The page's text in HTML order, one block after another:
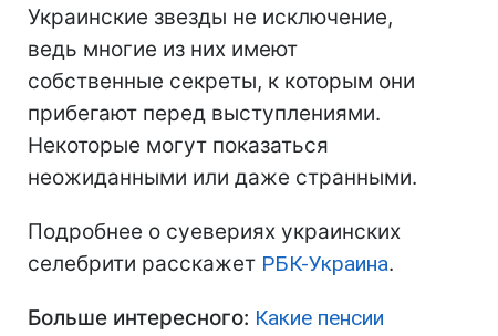
Украинские звезды не исключение,
ведь многие из них имеют
собственные секреты, к которым они
прибегают перед выступлениями.
Некоторые могут показаться
неожиданными или даже странными.
Подробнее о суевериях украинских
селебрити расскажет РБК-Украина.
Больше интересного: Какие пенсии